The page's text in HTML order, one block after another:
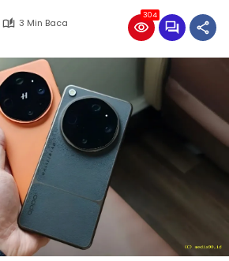
3 Min Baca
304